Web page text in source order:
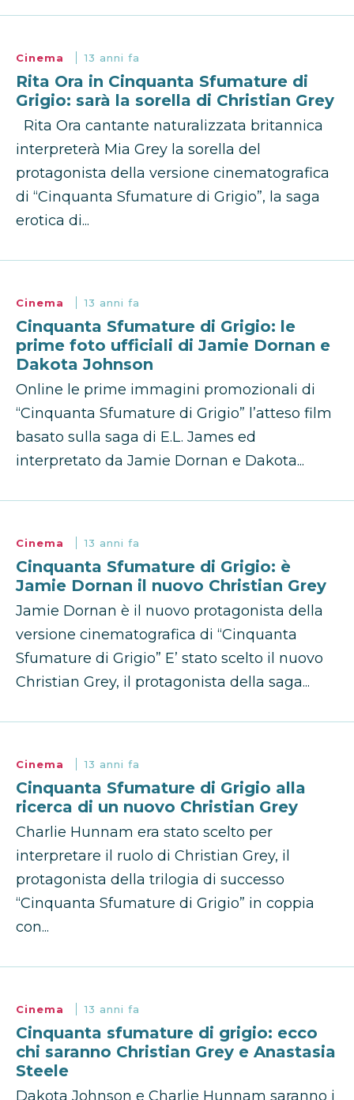
Cinema 13 anni fa
Rita Ora in Cinquanta Sfumature di
Grigio: sarà la sorella di Christian Grey
Rita Ora cantante naturalizzata britannica
interpreterà Mia Grey la sorella del
protagonista della versione cinematografica
di “Cinquanta Sfumature di Grigio”, la saga
erotica di...
Cinema 13 anni fa
Cinquanta Sfumature di Grigio: le
prime foto ufficiali di Jamie Dornan e
Dakota Johnson
Online le prime immagini promozionali di
“Cinquanta Sfumature di Grigio” l’atteso film
basato sulla saga di E.L. James ed
interpretato da Jamie Dornan e Dakota...
Cinema 13 anni fa
Cinquanta Sfumature di Grigio: è
Jamie Dornan il nuovo Christian Grey
Jamie Dornan è il nuovo protagonista della
versione cinematografica di “Cinquanta
Sfumature di Grigio” E’ stato scelto il nuovo
Christian Grey, il protagonista della saga...
Cinema 13 anni fa
Cinquanta Sfumature di Grigio alla
ricerca di un nuovo Christian Grey
Charlie Hunnam era stato scelto per
interpretare il ruolo di Christian Grey, il
protagonista della trilogia di successo
“Cinquanta Sfumature di Grigio” in coppia
con...
Cinema 13 anni fa
Cinquanta sfumature di grigio: ecco
chi saranno Christian Grey e Anastasia
Steele
Dakota Johnson e Charlie Hunnam saranno i